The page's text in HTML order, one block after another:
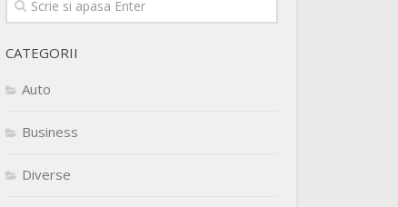
CATEGORII
Auto
Business
Diverse